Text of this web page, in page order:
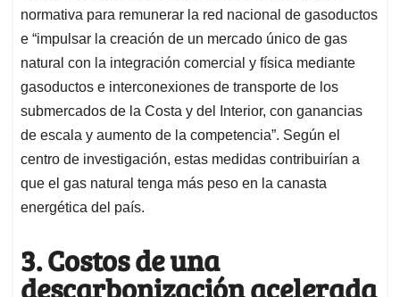
normativa para remunerar la red nacional de gasoductos
e “impulsar la creación de un mercado único de gas
natural con la integración comercial y física mediante
gasoductos e interconexiones de transporte de los
submercados de la Costa y del Interior, con ganancias
de escala y aumento de la competencia”. Según el
centro de investigación, estas medidas contribuirían a
que el gas natural tenga más peso en la canasta
energética del país.
3. Costos de una
descarbonización acelerada